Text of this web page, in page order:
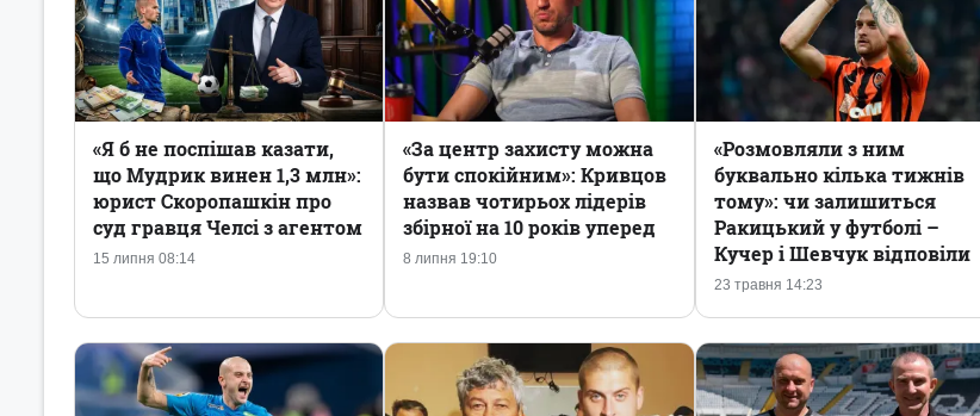
15 липня 08:14
«Я б не поспішав казати,
що Мудрик винен 1,3 млн»:
юрист Скоропашкін про
суд гравця Челсі з агентом
8 липня 19:10
«За центр захисту можна
бути спокійним»: Кривцов
назвав чотирьох лідерів
збірної на 10 років уперед
23 травня 14:23
«Розмовляли з ним
буквально кілька тижнів
тому»: чи залишиться
Ракицький у футболі –
Кучер і Шевчук відповіли